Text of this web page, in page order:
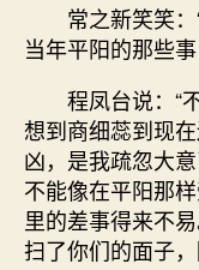
常之新笑笑：“
当年平阳的那些
程凤台说：“不
想到商细蕊到现
凶，是我疏忽大
不能像在平阳那
里的差事得来不
扫了你们的面子